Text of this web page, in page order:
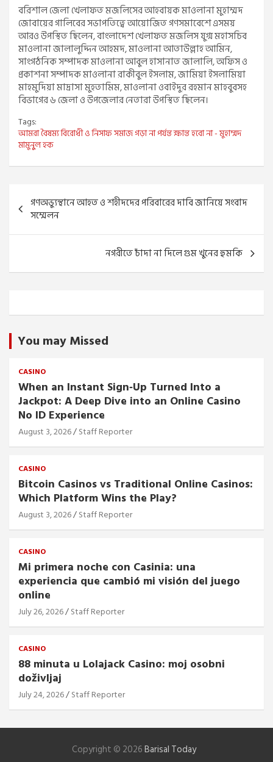
বরিশাল জেলা খেলাফত মজলিসের আহবায়ক মাওলানা মুহাম্মদ
জোবায়ের গালিবের সভাপতিত্বে আয়োজিত গণসমাবেশে এসময়
আরও উপস্থিত ছিলেন, বাংলাদেশ খেলাফত মজলিস যুগ্ম মহাসচিব
মাওলানা জালালুদ্দিন আহমদ, মাওলানা আতাউল্লাহ আমিন,
সাংগঠনিক সম্পাদক মাওলানা আবুল হাসানাত জালালি, অফিস ও
প্রকাশনা সম্পাদক মাওলানা রাকীবুল ইসলাম, জামিয়া ইসলামিয়া
মাহমুদিয়া মাদ্রাসা মুহতামিম, মাওলানা ওবাইদুর রহমান মাহবুবসহ
বিভাগের ৬ জেলা ও উপজেলার নেতারা উপস্থিত ছিলেন।
Tags:
আমরা বৈষম্য বিরোধী ও নিসাফ সমাজ গড়া না পর্যন্ত ক্ষান্ত হবো না - মুহাম্মদ
মামুনুুল হক
Post
navigation
গণঅভ্যুন্থানে আহত ও শহীদদের পরিবারের দাবি জানিয়ে সংবাদ
সম্মেলন
নগরীতে চাঁদা না দিলে গুম খুনের হুমকি
You may Missed
CASINO
When an Instant Sign‑Up Turned Into a
Jackpot: A Deep Dive into an Online Casino
No ID Experience
August 3, 2026 Staff Reporter
CASINO
Bitcoin Casinos vs Traditional Online Casinos:
Which Platform Wins the Play?
August 3, 2026 Staff Reporter
CASINO
Mi primera noche con Casinia: una
experiencia que cambió mi visión del juego
online
July 26, 2026 Staff Reporter
CASINO
88 minuta u Lolajack Casino: moj osobni
doživljaj
July 24, 2026 Staff Reporter
Copyright © 2026Barisal Today